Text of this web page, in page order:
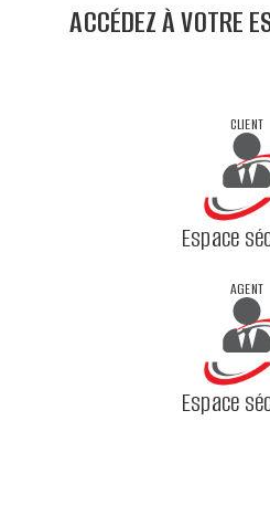
ACCÉDEZ À VOTRE
CLIENT
Espace
AGENT
Espace